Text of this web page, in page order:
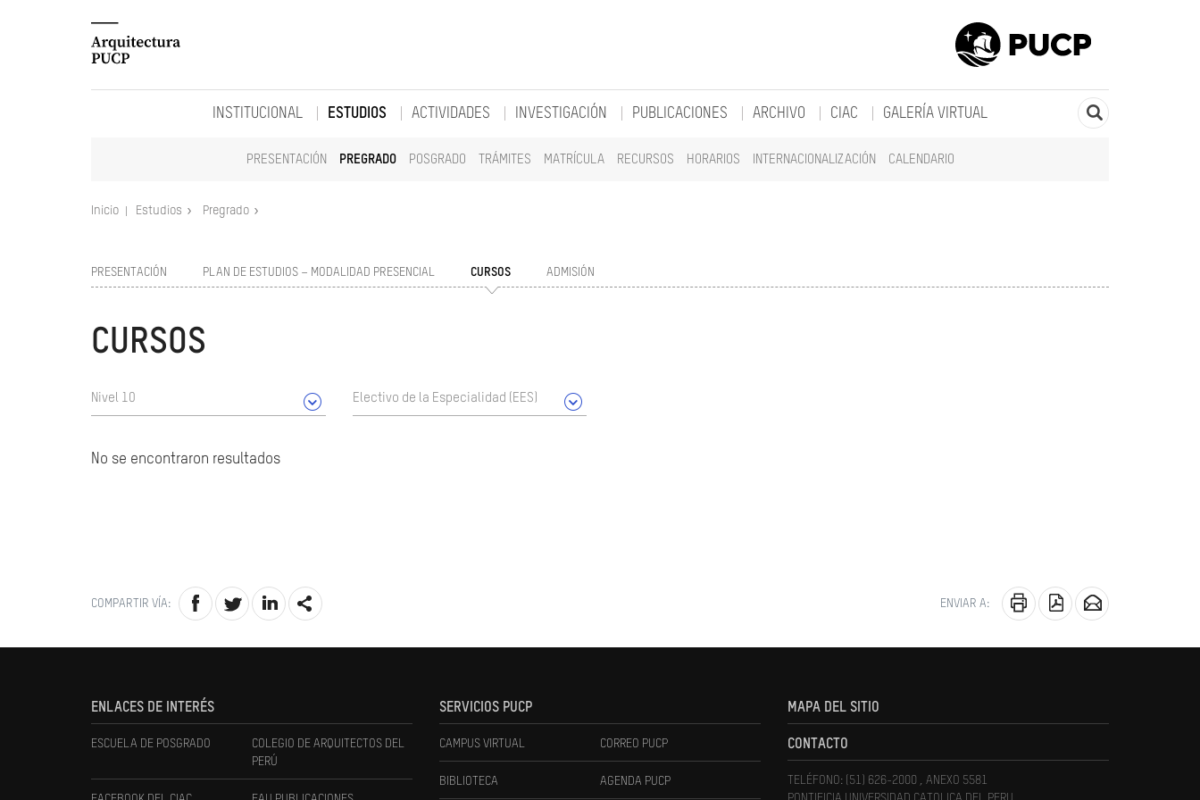
INSTITUCIONAL ESTUDIOS
PRESENTACIÓN PREGRADO POSGRADO TRÁMITES MATRÍCULA RECURSOS HORARIOS INTERNACIONALIZACIÓN CALENDARIO
ACTIVIDADES INVESTIGACIÓN PUBLICACIONES ARCHIVO CIAC GALERÍA VIRTUAL
Inicio Estudios Pregrado
PRESENTACIÓN PLAN DE ESTUDIOS – MODALIDAD PRESENCIAL CURSOS ADMISIÓN
CURSOS
Nivel 10 Electivo de la Especialidad (EES)
No se encontraron resultados
COMPARTIR VÍA: ENVIAR A:
ENLACES DE INTERÉS
ESCUELA DE POSGRADO
COLEGIO DE ARQUITECTOS DEL
PERÚ
SERVICIOS PUCP
CAMPUS VIRTUAL CORREO PUCP
BIBLIOTECA AGENDA PUCP
MAPA DEL SITIO
CONTACTO
TELÉFONO: (51) 626-2000 , ANEXO 5581